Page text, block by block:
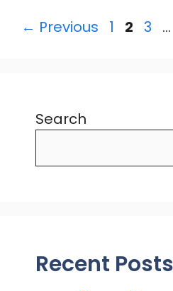
← Previous Page
1 Page
2 Page
3 …
Search
Recent Posts